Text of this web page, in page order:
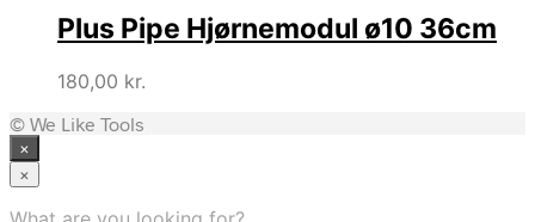
Plus Pipe Hjørnemodul ø10 36cm
180,00 kr.
© We Like Tools
×
×